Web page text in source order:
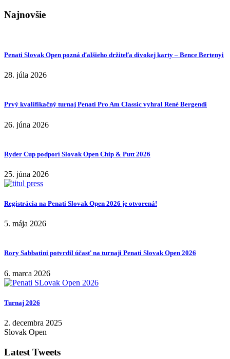
Najnovšie
Penati Slovak Open pozná ďalšieho držiteľa divokej karty – Bence Bertenyi
28. júla 2026
Prvý kvalifikačný turnaj Penati Pro Am Classic vyhral René Bergendi
26. júna 2026
Ryder Cup podporí Slovak Open Chip & Putt 2026
25. júna 2026
Registrácia na Penati Slovak Open 2026 je otvorená!
5. mája 2026
Rory Sabbatini potvrdil účasť na turnaji Penati Slovak Open 2026
6. marca 2026
Turnaj 2026
2. decembra 2025
Slovak Open
Latest Tweets